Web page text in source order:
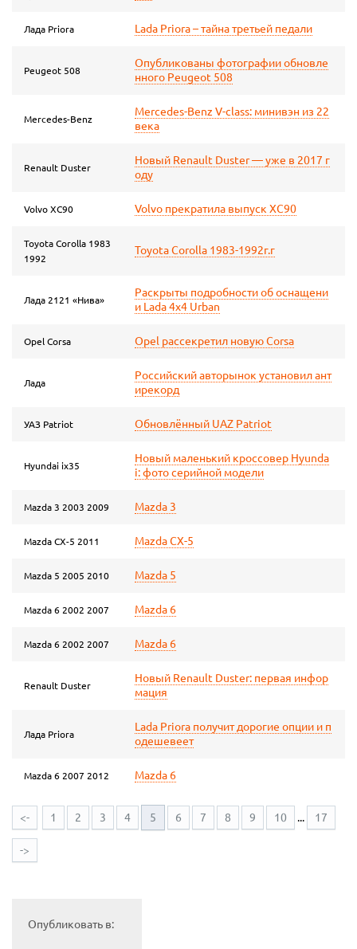
Лада Priora Lada Priora – тайна третьей педали
Peugeot 508
Опубликованы фотографии обновле
нного Peugeot 508
Mercedes-Benz
Mercedes-Benz V-class: минивэн из 22
века
Renault Duster
Новый Renault Duster — уже в 2017 г
оду
Volvo XC90 Volvo прекратила выпуск XC90
Toyota Corolla 1983
1992
Toyota Corolla 1983-1992г.г
Лада 2121 «Нива»
Раскрыты подробности об оснащени
и Lada 4х4 Urban
Opel Corsa Opel рассекретил новую Corsa
Лада
Российский авторынок установил ант
ирекорд
УАЗ Patriot Обновлённый UAZ Patriot
Hyundai ix35
Новый маленький кроссовер Hyunda
i: фото серийной модели
Mazda 3 2003 2009 Mazda 3
Mazda CX-5 2011 Mazda СX-5
Mazda 5 2005 2010 Mazda 5
Mazda 6 2002 2007 Mazda 6
Mazda 6 2002 2007 Mazda 6
Renault Duster
Новый Renault Duster: первая инфор
мация
Лада Priora
Lada Priora получит дорогие опции и п
одешевеет
Mazda 6 2007 2012 Mazda 6
<- 1 2 3 4 5 6 7 8 9 10 ... 17
->
Опубликовать в: